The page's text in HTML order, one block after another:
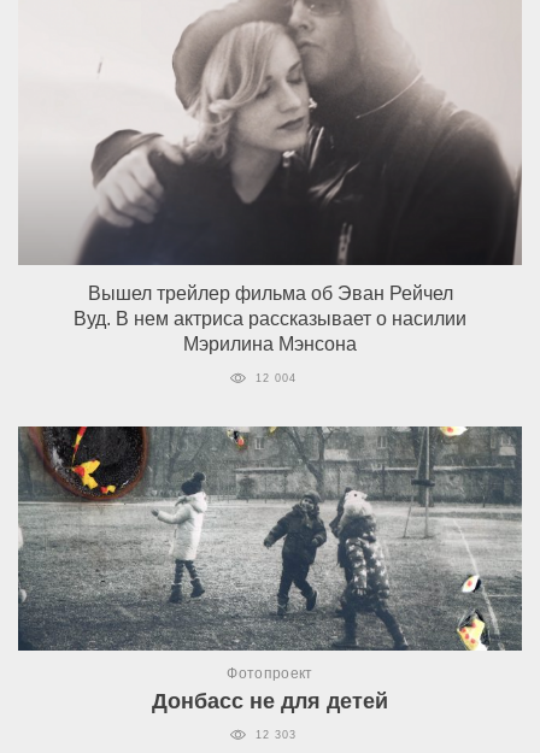
Вышел трейлер фильма об Эван Рейчел
Вуд. В нем актриса рассказывает о насилии
Мэрилина Мэнсона
12 004
Фотопроект
Донбасс не для детей
12 303